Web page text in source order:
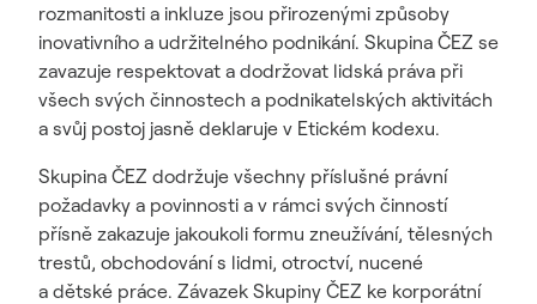
rozmanitosti a inkluze jsou přirozenými způsoby
inovativního a udržitelného podnikání. Skupina ČEZ se
zavazuje respektovat a dodržovat lidská práva při
všech svých činnostech a podnikatelských aktivitách
a svůj postoj jasně deklaruje v Etickém kodexu.
Skupina ČEZ dodržuje všechny příslušné právní
požadavky a povinnosti a v rámci svých činností
přísně zakazuje jakoukoli formu zneužívání, tělesných
trestů, obchodování s lidmi, otroctví, nucené
a dětské práce. Závazek Skupiny ČEZ ke korporátní